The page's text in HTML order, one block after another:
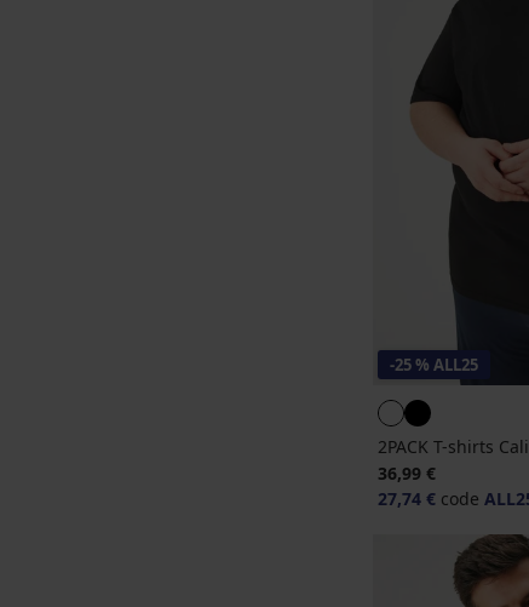
-25 % ALL25
2PACK T-shirts
36,99 €
27,74 € code